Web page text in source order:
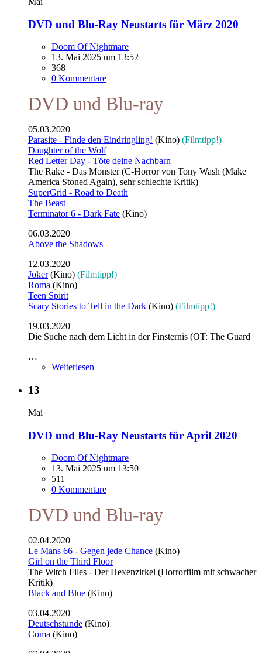
DVD und Blu-Ray Neustarts für März 2020
Doom Of Nightmare
13. Mai 2025 um 13:52
368
0 Kommentare
DVD und Blu-ray
05.03.2020
Parasite - Finde den Eindringling! (Kino) (Filmtipp!)
Daughter of the Wolf
Red Letter Day - Töte deine Nachbarn
The Rake - Das Monster (C-Horror von Tony Wash (Make
America Stoned Again), sehr schlechte Kritik)
SuperGrid - Road to Death
The Beast
Terminator 6 - Dark Fate (Kino)
06.03.2020
Above the Shadows
12.03.2020
Joker(Kino) (Filmtipp!)
Roma (Kino)
Teen Spirit
Scary Stories to Tell in the Dark (Kino) (Filmtipp!)
19.03.2020
Die Suche nach dem Licht in der Finsternis (OT: The Guard
…
Weiterlesen
13
Mai
DVD und Blu-Ray Neustarts für April 2020
Doom Of Nightmare
13. Mai 2025 um 13:50
511
0 Kommentare
DVD und Blu-ray
02.04.2020
Le Mans 66 - Gegen jede Chance (Kino)
Girl on the Third Floor
The Witch Files - Der Hexenzirkel (Horrorfilm mit schwacher
Kritik)
Black and Blue (Kino)
03.04.2020
Deutschstunde (Kino)
Coma (Kino)